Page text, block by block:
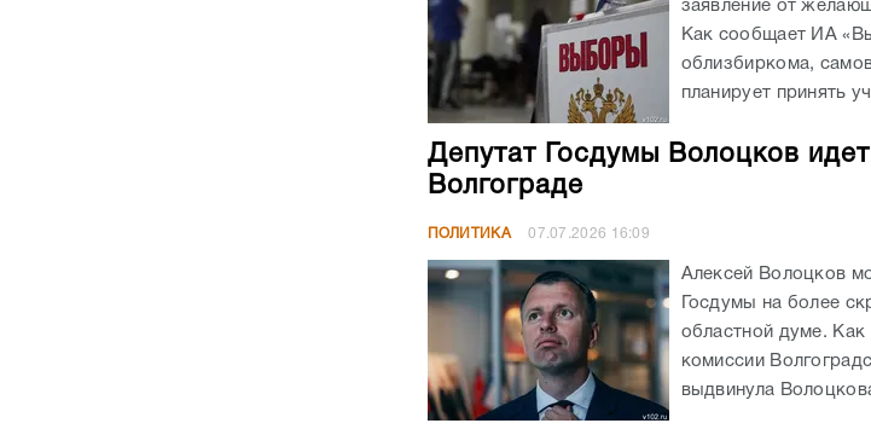
заявление от
Как сообщает ИА
облизбиркома,
планирует принять
Депутат Госдумы Волоцков
Волгограде
ПОЛИТИКА 07.07.2026 16:09
Алексей Волоцков
Госдумы на более
областной думе.
комиссии
выдвинула